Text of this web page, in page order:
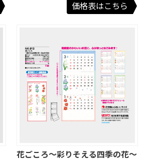
価格表はこちら
花ごころ～彩りそえる四季の花～